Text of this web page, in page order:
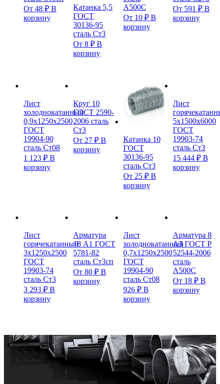
От 48 ₽ В
корзину
Катанка 5,5
ГОСТ
30136-95
сталь Ст3
От8₽ В
корзину
А500С
От 10 ₽ В
корзину
От 591 ₽ В
корзину
Лист
холоднокатанный
0,9х1250х2500
ГОСТ
19904-90
сталь Ст08
1 123 ₽ В
корзину
Круг 10
ГОСТ 2590-
2006 сталь
Ст3
От 27₽ В
корзину
Катанка 10
ГОСТ
30136-95
сталь Ст3
От 25 ₽ В
корзину
Лист
5х1500х6000
ГОСТ
19903-74
сталь Ст3
15 444 ₽ В
корзину
Лист
горячекатанный
3х1250х2500
ГОСТ
19903-74
сталь Ст3
3 293 ₽ В
корзину
Арматура
18 А1 ГОСТ
5781-82
сталь Ст3сп
От80₽ В
корзину
Лист
холоднокатанный
0,7х1250х2500
ГОСТ
19904-90
сталь Ст08
926 ₽ В
корзину
Арматура 8
А3 ГОСТ Р
52544-2006
сталь
А500С
От 18 ₽ В
корзину